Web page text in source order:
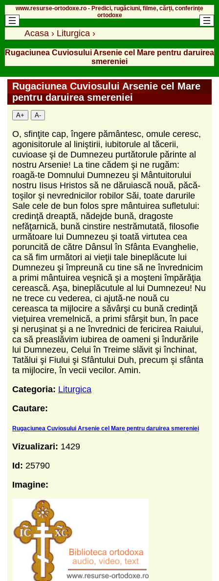
www.resurse-ortodoxe.ro - Predici, rugăciuni, filme, cărți, conferințe
ortodoxe
Acasa › Liturgica ›
Rugaciunea Cuviosului Arsenie cel Mare pentru daruirea
smereniei
Rugaciunea Cuviosului Arsenie cel Mare
pentru daruirea smereniei
A+ A-
O, sfinţite cap, îngere pământesc, omule ce­resc,
agonisitorule al liniştirii, iubitorule al tăce­rii,
cuvioase şi de Dumnezeu purtătorule părin­te al
nostru Arsenie! La tine cădem şi ne rugăm:
roagă-te Domnului Dumnezeu şi Mântuitorului
nostru Iisus Hristos să ne dăruiască nouă, păcă­
toşilor şi nevrednicilor robilor Săi, toate daruri­le
Sale cele de bun folos spre mântuirea sufle­tului:
credinţă dreaptă, nădejde bună, dragoste
nefăţarnică, bună cinstire nestrămutată, filosofie
următoare lui Dumnezeu şi toată virtutea cea
poruncită de către Dânsul în Sfânta Evanghelie,
ca să fim următori ai vieţii tale bineplăcute lui
Dumnezeu şi împreună cu tine să ne învredni­cim
a primi mântuirea veşnică şi a moşteni îm­părăţia
cerească. Aşa, bineplăcutule al lui Dum­nezeu! Nu
ne trece cu vederea, ci ajută-ne nouă cu
cereasca ta mijlocire a săvârşi cu bună credinţă
vieţuirea vremelnică, a primi sfârşit bun, în pace
şi neruşinat şi a ne învrednici de fericirea Raiu­lui,
ca să preaslăvim iubirea de oameni şi îndu­rările
lui Dumnezeu, Celui în Treime slăvit şi în­chinat,
Tatălui şi Fiului şi Sfântului Duh, precum şi sfânta
ta mijlocire, în vecii vecilor. Amin.
Categoria: Liturgica
Cautare:
Rugaciunea Cuviosului Arsenie cel Mare pentru daruirea smereniei
Vizualizari: 1429
Id: 25790
Imagine: